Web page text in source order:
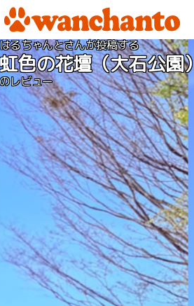
はるちゃんとさんが投稿する
虹色の花壇（大石公園）
のレビュー